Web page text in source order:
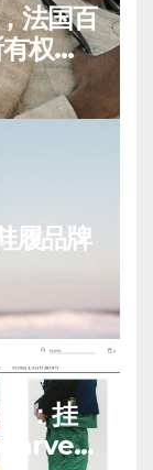
法国百
权易
履品牌
：挂